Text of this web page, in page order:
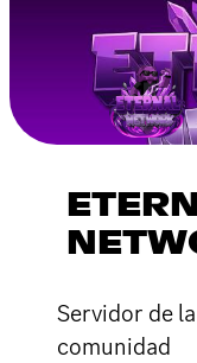
Servidor de
comunidad